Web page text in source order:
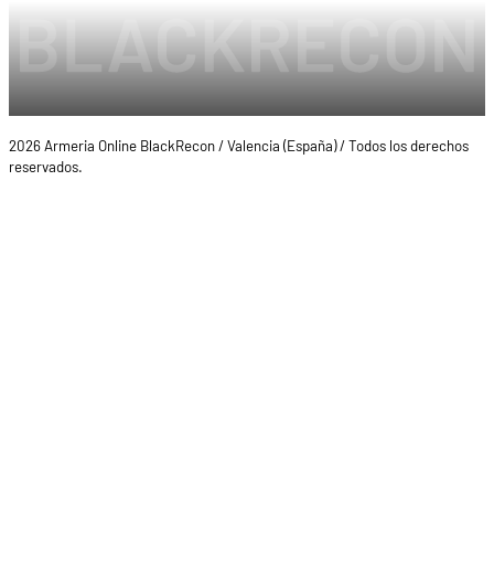
2026 Armeria Online BlackRecon / Valencia (España) / Todos los derechos
reservados.